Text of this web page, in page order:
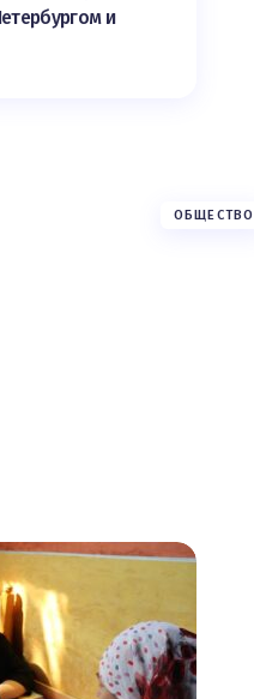
ОБЩЕСТВО
и